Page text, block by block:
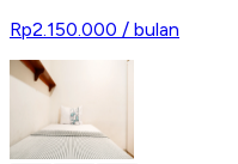
Rp2.150.000 / bulan